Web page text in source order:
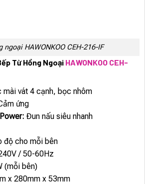
ngoại HAWONKOO CEH-216-IF
Từ Hồng Ngoại HAWONKOO CEH-
mài vát 4 cạnh, bọc nhôm
ứng
Đun nấu siêu nhanh
độ cho mỗi bên
/ 50-60Hz
(mỗi bên)
x 280mm x 53mm